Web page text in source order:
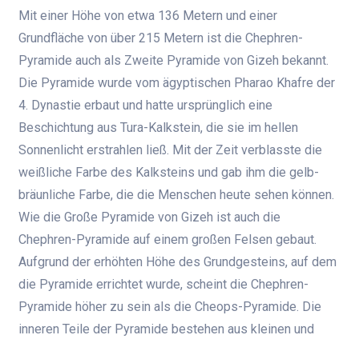
Mit einer Höhe von etwa 136 Metern und einer
Grundfläche von über 215 Metern ist die Chephren-
Pyramide auch als Zweite Pyramide von Gizeh bekannt.
Die Pyramide wurde vom ägyptischen Pharao Khafre der
4. Dynastie erbaut und hatte ursprünglich eine
Beschichtung aus Tura-Kalkstein, die sie im hellen
Sonnenlicht erstrahlen ließ. Mit der Zeit verblasste die
weißliche Farbe des Kalksteins und gab ihm die gelb-
bräunliche Farbe, die die Menschen heute sehen können.
Wie die Große Pyramide von Gizeh ist auch die
Chephren-Pyramide auf einem großen Felsen gebaut.
Aufgrund der erhöhten Höhe des Grundgesteins, auf dem
die Pyramide errichtet wurde, scheint die Chephren-
Pyramide höher zu sein als die Cheops-Pyramide. Die
inneren Teile der Pyramide bestehen aus kleinen und